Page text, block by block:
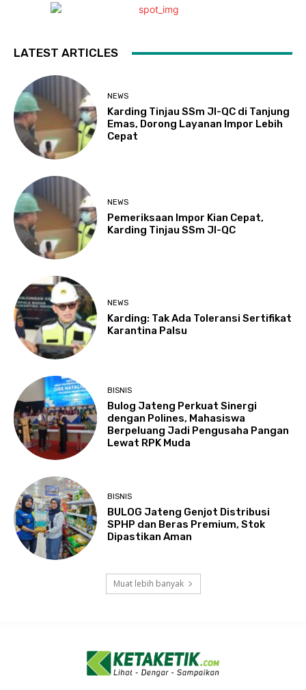
LATEST ARTICLES
NEWS
Karding Tinjau SSm JI-QC di Tanjung
Emas, Dorong Layanan Impor Lebih
Cepat
NEWS
Pemeriksaan Impor Kian Cepat,
Karding Tinjau SSm JI-QC
NEWS
Karding: Tak Ada Toleransi Sertifikat
Karantina Palsu
BISNIS
Bulog Jateng Perkuat Sinergi
dengan Polines, Mahasiswa
Berpeluang Jadi Pengusaha Pangan
Lewat RPK Muda
BISNIS
BULOG Jateng Genjot Distribusi
SPHP dan Beras Premium, Stok
Dipastikan Aman
Muat lebih banyak